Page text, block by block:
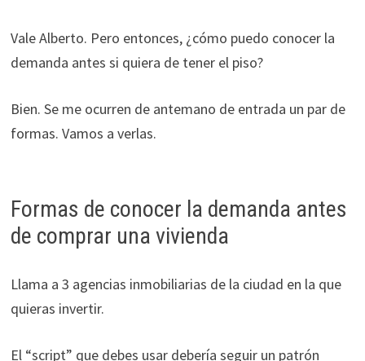
Vale Alberto. Pero entonces, ¿cómo puedo conocer la
demanda antes si quiera de tener el piso?
Bien. Se me ocurren de antemano de entrada un par de
formas. Vamos a verlas.
Formas de conocer la demanda antes
de comprar una vivienda
Llama a 3 agencias inmobiliarias de la ciudad en la que
quieras invertir.
El “script” que debes usar debería seguir un patrón